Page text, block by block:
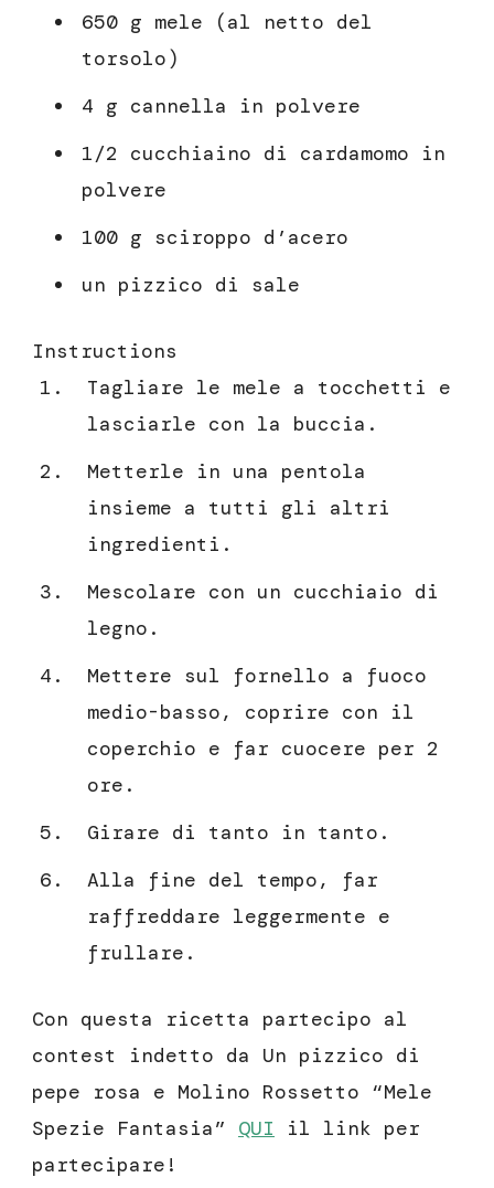
650 g mele (al netto del
torsolo)
4 g cannella in polvere
1/2 cucchiaino di cardamomo in
polvere
100 g sciroppo d’acero
un pizzico di sale
Instructions
Tagliare le mele a tocchetti e
lasciarle con la buccia.
Metterle in una pentola
insieme a tutti gli altri
ingredienti.
Mescolare con un cucchiaio di
legno.
Mettere sul fornello a fuoco
medio-basso, coprire con il
coperchio e far cuocere per 2
ore.
Girare di tanto in tanto.
Alla fine del tempo, far
raffreddare leggermente e
frullare.
Con questa ricetta partecipo al
contest indetto da Un pizzico di
pepe rosa e Molino Rossetto “Mele
Spezie Fantasia” QUI il link per
partecipare!